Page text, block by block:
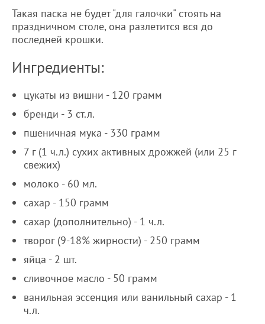
Такая паска не будет "для галочки" стоять на
праздничном столе, она разлетится вся до
последней крошки.
Ингредиенты:
цукаты из вишни - 120 грамм
бренди - 3 ст.л.
пшеничная мука - 330 грамм
7 г (1 ч.л.) сухих активных дрожжей (или 25 г
свежих)
молоко - 60 мл.
сахар - 150 грамм
сахар (дополнительно) - 1 ч.л.
творог (9-18% жирности) - 250 грамм
яйца - 2 шт.
сливочное масло - 50 грамм
ванильная эссенция или ванильный сахар - 1
ч.л.